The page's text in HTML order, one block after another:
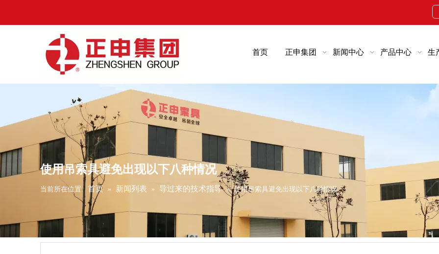
首页 正申集团 新闻中心 产品中心 生
使用吊索具避免出现以下八种情况
当前所在位置: 首页 » 新闻列表 » 导过来的技术指导 » 使用吊索具避免出现以下八种情况